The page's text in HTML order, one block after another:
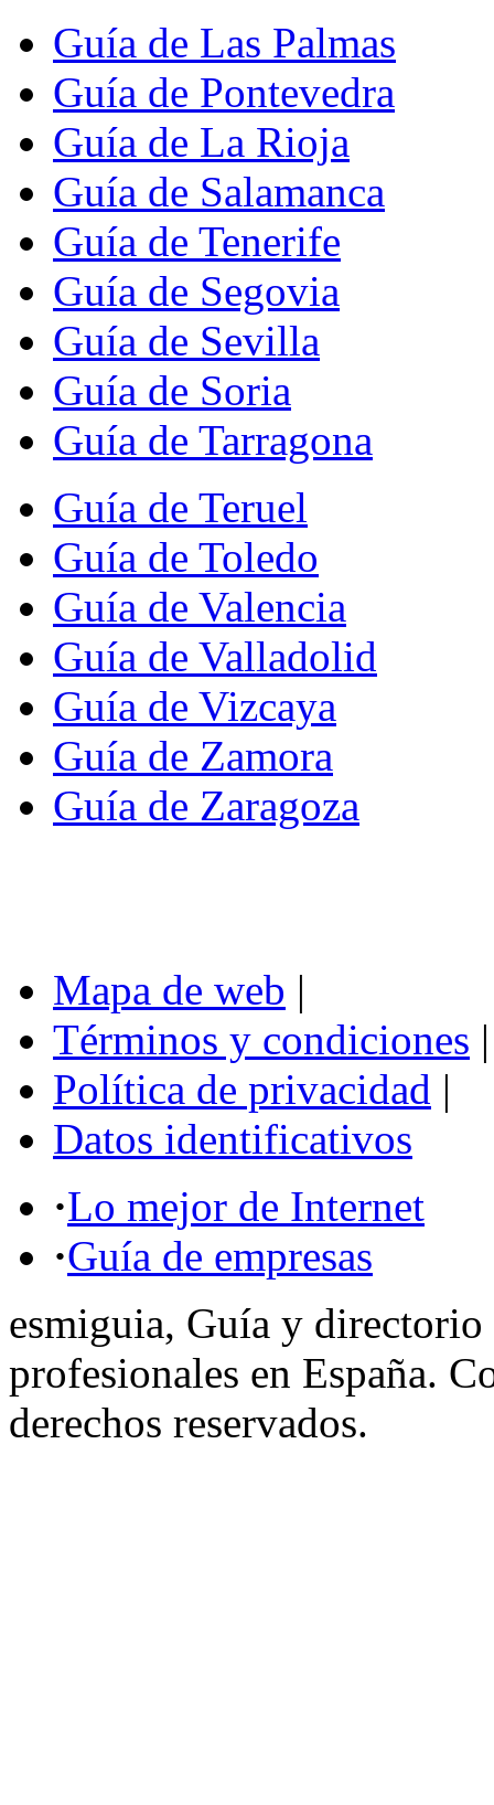
Guía de Las Palmas
Guía de Pontevedra
Guía de La Rioja
Guía de Salamanca
Guía de Tenerife
Guía de Segovia
Guía de Sevilla
Guía de Soria
Guía de Tarragona
Guía de Teruel
Guía de Toledo
Guía de Valencia
Guía de Valladolid
Guía de Vizcaya
Guía de Zamora
Guía de Zaragoza
Mapa de web |
Términos y condiciones |
Política de privacidad |
Datos identificativos
·Lo mejor de Internet
·Guía de empresas
esmiguia, Guía y directorio
profesionales en España.
derechos reservados.